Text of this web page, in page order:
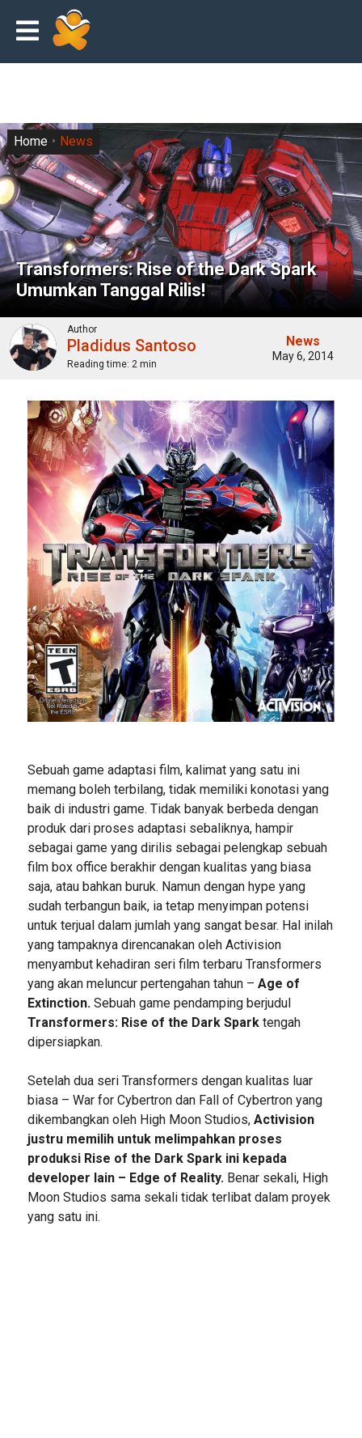
Transformers: Rise of the Dark Spark
Umumkan Tanggal Rilis!
Home News
Author
Pladidus Santoso
Reading time: 2 min
News
May 6, 2014
Sebuah game adaptasi film, kalimat yang satu ini
memang boleh terbilang, tidak memiliki konotasi yang
baik di industri game. Tidak banyak berbeda dengan
produk dari proses adaptasi sebaliknya, hampir
sebagai game yang dirilis sebagai pelengkap sebuah
film box office berakhir dengan kualitas yang biasa
saja, atau bahkan buruk. Namun dengan hype yang
sudah terbangun baik, ia tetap menyimpan potensi
untuk terjual dalam jumlah yang sangat besar. Hal inilah
yang tampaknya direncanakan oleh Activision
menyambut kehadiran seri film terbaru Transformers
yang akan meluncur pertengahan tahun – Age of
Extinction.Sebuah game pendamping berjudul
Transformers: Rise of the Dark Sparktengah
dipersiapkan.
Setelah dua seri Transformers dengan kualitas luar
biasa – War for Cybertron dan Fall of Cybertron yang
dikembangkan oleh High Moon Studios,Activision
justru memilih untuk melimpahkan proses
produksi Rise of the Dark Spark ini kepada
developer lain – Edge of Reality.Benar sekali, High
Moon Studios sama sekali tidak terlibat dalam proyek
yang satu ini.